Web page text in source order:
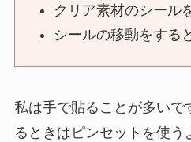
クリア素材のシール
シールの移動をする
私は手で貼ることが多いで
るときはピンセットを使う